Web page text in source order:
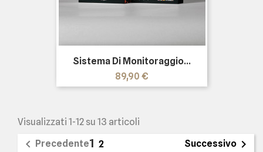
Sistema Di Monitoraggio...
Prezzo
89,90 €
Visualizzati 1-12 su 13 articoli
 Precedente1 2 Successivo 